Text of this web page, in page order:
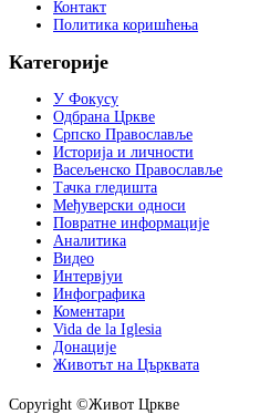
Контакт
Политика коришћења
Категорије
У Фокусу
Одбрана Цркве
Српско Православље
Историја и личности
Васељенско Православље
Тачка гледишта
Међуверски односи
Повратне информације
Аналитика
Видео
Интервјуи
Инфографика
Коментари
Vida de la Iglesia
Донације
Животът на Църквата
Copyright ©Живот Цркве